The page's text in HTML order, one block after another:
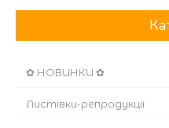
✿ НОВИНКИ ✿
Листівки-репродукції